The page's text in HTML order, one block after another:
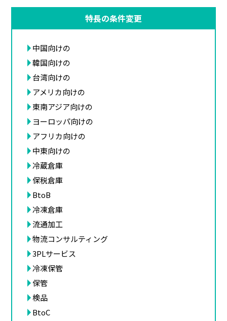
特長の条件変更
中国向けの
韓国向けの
台湾向けの
アメリカ向けの
東南アジア向けの
ヨーロッパ向けの
アフリカ向けの
中東向けの
冷蔵倉庫
保税倉庫
BtoB
冷凍倉庫
流通加工
物流コンサルティング
3PLサービス
冷凍保管
保管
検品
BtoC